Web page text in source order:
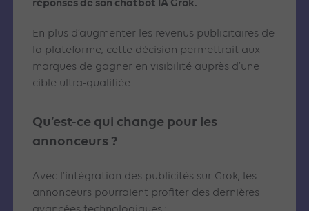
réponses de son chatbot IA Grok.
En plus d’augmenter les revenus publicitaires de
la plateforme, cette décision permettrait aux
marques de gagner en visibilité auprès d’une
cible ultra-qualifiée.
Qu’est-ce qui change pour les
annonceurs ?
Avec l’intégration des publicités sur Grok, les
annonceurs pourraient profiter des dernières